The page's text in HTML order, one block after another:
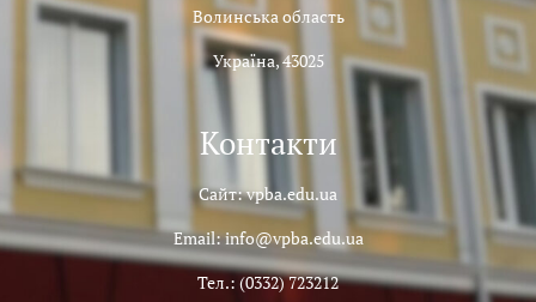
Волинська область
Україна, 43025
Контакти
Сайт: vpba.edu.ua
Email: info@vpba.edu.ua
Тел.: (0332) 723212